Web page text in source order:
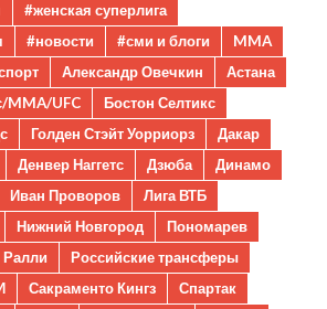
#женская суперлига
#новости #сми и блоги
MMA
Александр Овечкин
Астана
MMA/UFC
Бостон Селтикс
Голден Стэйт Уорриорз
Дакар
Денвер Наггетс Дзюба
Динамо
Иван Проворов
Лига ВТБ
Нижний Новгород
Пономарев
Ралли
Российские трансферы
Сакраменто Кингз
Спартак